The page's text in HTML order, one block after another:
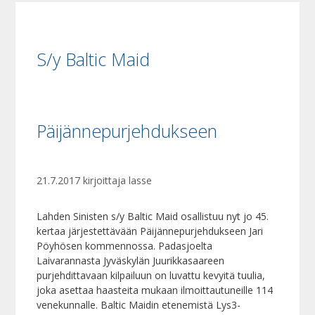
S/y Baltic Maid
Päijännepurjehdukseen
21.7.2017 kirjoittajalasse
Lahden Sinisten s/y Baltic Maid osallistuu nyt jo 45.
kertaa järjestettävään Päijännepurjehdukseen Jari
Pöyhösen kommennossa. Padasjoelta
Laivarannasta Jyväskylän Juurikkasaareen
purjehdittavaan kilpailuun on luvattu kevyitä tuulia,
joka asettaa haasteita mukaan ilmoittautuneille 114
venekunnalle. Baltic Maidin etenemistä Lys3-